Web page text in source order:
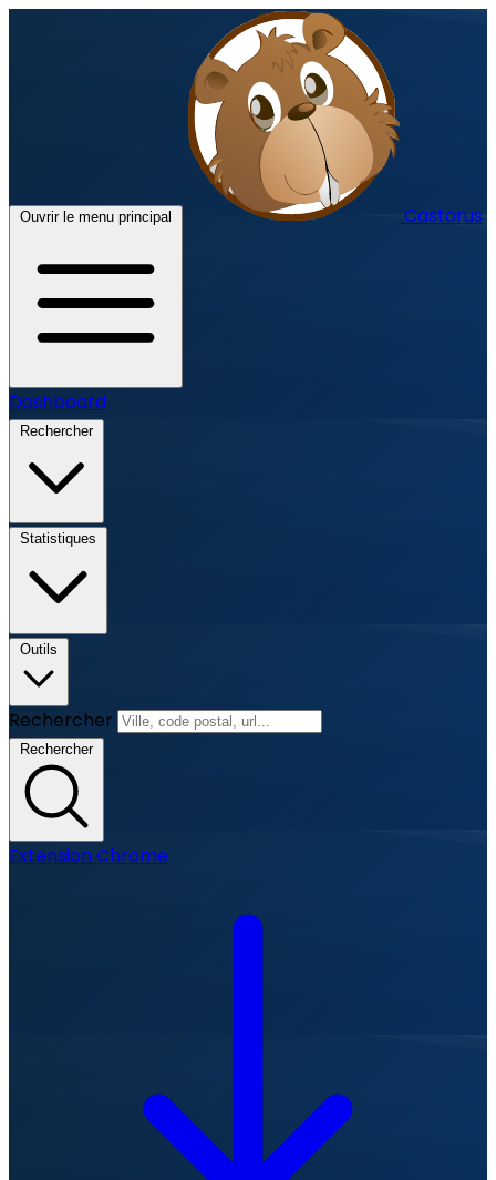
Ouvrir le menu principal Castorus
Dashboard
Rechercher
Statistiques
Outils
Rechercher
Rechercher
Extension Chrome